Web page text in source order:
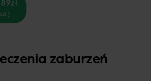
zaburzeń